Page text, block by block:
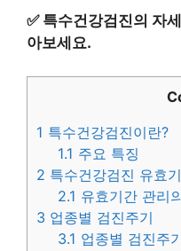
✅ 특수건강검진의 자
아보세요.
1 특수건강검진이란?
1.1 주요 특징
2 특수건강검진 유효
2.1 유효기간 관리
3 업종별 검진주기
3.1 업종별 검진주